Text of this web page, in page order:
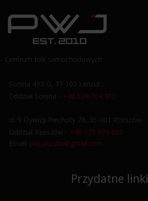
Centrum folii samochodowych
Sonina 493 G, 37-100 Łańcut
Oddział Sonina - +48 534 704 315
ul. 9 Dywizji Piechoty 79, 35-001 Rzeszów
Oddział Rzeszów - +48 575 676 005
Email: pwj.poczta@gmail.com
Przydatne linki